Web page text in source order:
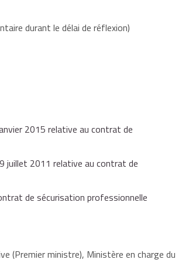
par le salarié.
pour autant qu'elles s'inscrivent en
rémunérées en entreprise,
bénéficiaire du CSP a perçu l'ASP.
pas),
de bénéficier indûment du CSP.
durant le délai de réflexion)
2015 relative au contrat de
juillet 2011 relative au contrat de
de sécurisation professionnelle
ministre), Ministère en charge du